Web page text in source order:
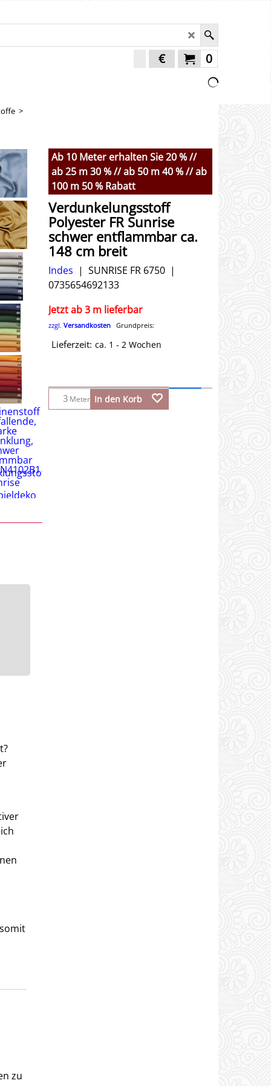
0
€
>
Ab 10 Meter erhalten Sie 20 % //
ab 25 m 30 % // ab 50 m 40 % // ab
100 m 50 % Rabatt
Verdunkelungsstoff
Polyester FR Sunrise
schwer entflammbar ca.
148 cm breit
Indes
SUNRISE FR 6750
0735654692133
Jetzt ab 3 m lieferbar
zzgl. Versandkosten Grundpreis:
Lieferzeit: ca. 1 - 2 Wochen
Meter In den Korb
zu